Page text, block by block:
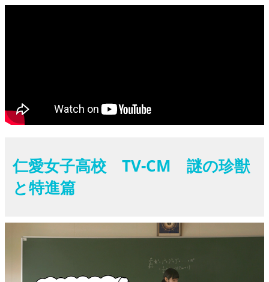
仁愛女子高校 TV-CM 謎の珍獣
と特進篇